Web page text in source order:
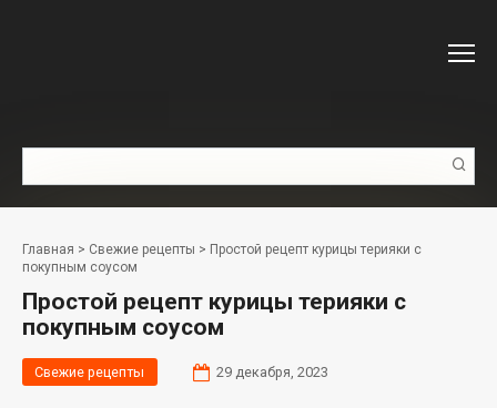
Главная > Свежие рецепты > Простой рецепт курицы терияки с
покупным соусом
Простой рецепт курицы терияки с
покупным соусом
Свежие рецепты 29 декабря, 2023